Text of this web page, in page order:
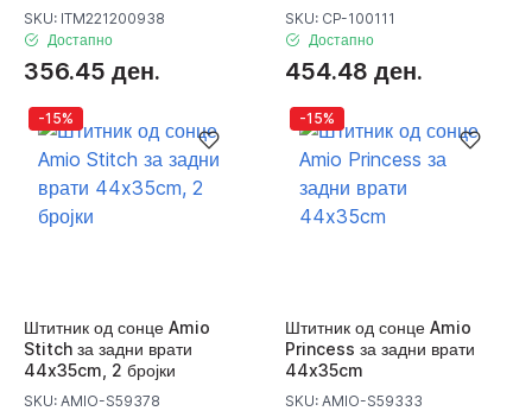
SKU: ITM221200938
Достапно
356.45 ден.
SKU: CP-100111
Достапно
454.48 ден.
-15%
Штитник од сонце Amio
Stitch за задни врати
44x35cm, 2 бројки
SKU: AMIO-S59378
-15%
Штитник од сонце Amio
Princess за задни врати
44x35cm
SKU: AMIO-S59333